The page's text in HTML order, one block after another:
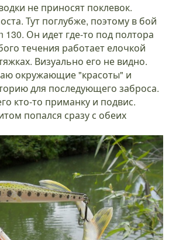
не приносят поклевок.
Тут поглубже, поэтому в бой
130. Он идет где-то под полтора
течения работает елочкой
Визуально его не видно.
окружающие "красоты" и
для последующего заброса.
кто-то приманку и подвис.
попался сразу с обеих